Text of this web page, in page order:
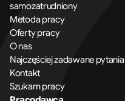
samozatrudniony
Metoda pracy
Oferty pracy
O nas
Najczęściej zadawane pytania
Kontakt
Szukam pracy